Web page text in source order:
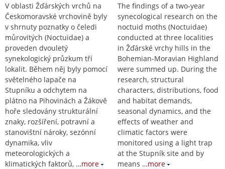
V oblasti Žďárských vrchů na
Českomoravské vrchovině byly
v shrnuty poznatky o čeledi
můrovitých (Noctuidae) a
proveden dvouletý
synekologický průzkum tří
lokalit. Během něj byly pomocí
světelného lapače na
Stupníku a odchytem na
plátno na Pihovinách a Žákově
hoře sledovány strukturální
znaky, rozšíření, potravní a
stanovištní nároky, sezónní
dynamika, vliv
meteorologických a
klimatických faktorů, …more
The findings of a two-year
synecological research on the
noctuid moths (Noctuidae)
conducted at three localities
in Žďárské vrchy hills in the
Bohemian-Moravian Highland
were summed up. During the
research, structural
characters, distributions, food
and habitat demands,
seasonal dynamics, and the
effects of weather and
climatic factors were
monitored using a light trap
at the Stupník site and by
means …more